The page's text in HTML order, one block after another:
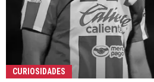
CURIOSIDADES